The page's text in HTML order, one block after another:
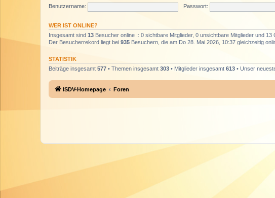
Benutzername:
Passwort:
WER IST ONLINE?
Insgesamt sind 13 Besucher online :: 0 sichtbare Mitglieder, 0 unsichtbare Mitglieder und
Der Besucherrekord liegt bei 935 Besuchern, die am Do 28. Mai 2026, 10:37 gleichzeitig
STATISTIK
Beiträge insgesamt 577 • Themen insgesamt 303 • Mitglieder insgesamt 613 • Unser
ISDV-Homepage Foren